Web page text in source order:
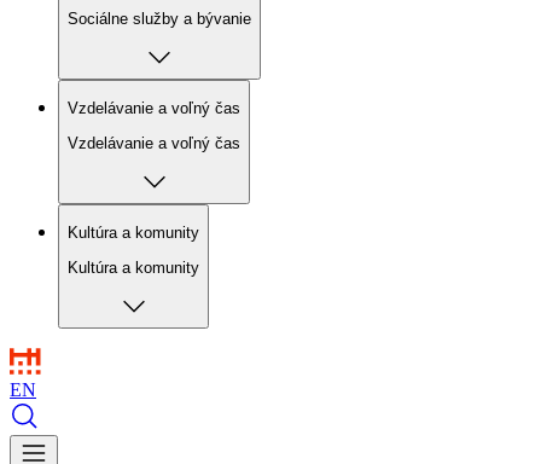
Sociálne služby a bývanie
Vzdelávanie a voľný čas
Vzdelávanie a voľný čas
Kultúra a komunity
Kultúra a komunity
EN